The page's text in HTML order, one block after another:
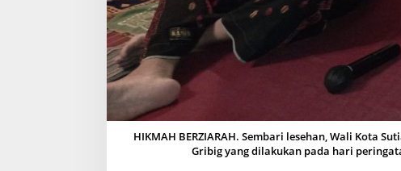
N
A
R
A
HIKMAH BERZIARAH. Sembari lesehan, Wali Kota
Gribig yang dilakukan pada hari